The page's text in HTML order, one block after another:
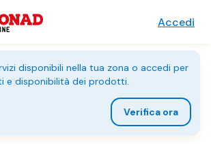
Accedi
disponibili nella tua zona o accedi per
e disponibilità dei prodotti.
Verifica ora